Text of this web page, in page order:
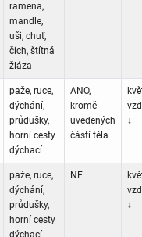
ramena,
mandle,
uši, chuť,
čich, štítná
žláza
paže, ruce,
dýchání,
průdušky,
horní cesty
dýchací
ANO,
kromě
uvedených
částí těla
↓
paže, ruce,
dýchání,
průdušky,
horní cesty
NE
↓